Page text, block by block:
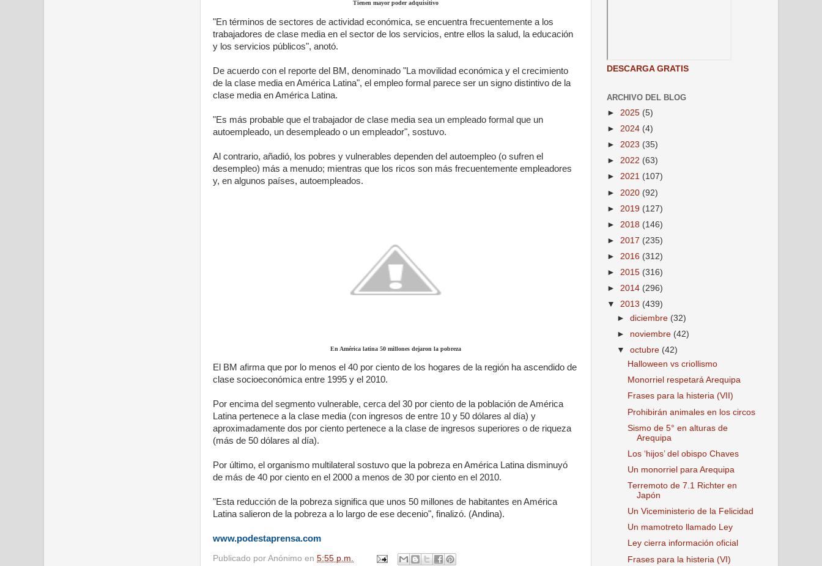
Tienen mayor poder adquisitivo
"En términos de sectores de actividad económica, se encuentra frecuentemente a los
trabajadores de clase media en el sector de los servicios, entre ellos la salud, la educación
y los servicios públicos", anotó.
De acuerdo con el reporte del BM, denominado "La movilidad económica y el crecimiento
de la clase media en América Latina", el empleo formal parece ser un signo distintivo de la
clase media en América Latina.
"Es más probable que el trabajador de clase media sea un empleado formal que un
autoempleado, un desempleado o un empleador", sostuvo.
Al contrario, añadió, los pobres y vulnerables dependen del autoempleo (o sufren el
desempleo) más a menudo; mientras que los ricos son más frecuentemente empleadores
y, en algunos países, autoempleados.
En América latina 50 millones dejaron la pobreza
El BM afirma que por lo menos el 40 por ciento de los hogares de la región ha ascendido de
clase socioeconómica entre 1995 y el 2010.
Por encima del segmento vulnerable, cerca del 30 por ciento de la población de América
Latina pertenece a la clase media (con ingresos de entre 10 y 50 dólares al día) y
aproximadamente dos por ciento pertenece a la clase de ingresos superiores o de riqueza
(más de 50 dólares al día).
Por último, el organismo multilateral sostuvo que la pobreza en América Latina disminuyó
de más de 40 por ciento en el 2000 a menos de 30 por ciento en el 2010.
"Esta reducción de la pobreza significa que unos 50 millones de habitantes en América
Latina salieron de la pobreza a lo largo de ese decenio", finalizó. (Andina).
www.podestaprensa.com
Publicado por Anónimo en 5:55 p.m.
DESCARGA GRATIS
ARCHIVO DEL BLOG
► 2025 (5)
► 2024 (4)
► 2023 (35)
► 2022 (63)
► 2021 (107)
► 2020 (92)
► 2019 (127)
► 2018 (146)
► 2017 (235)
► 2016 (312)
► 2015 (316)
► 2014 (296)
▼ 2013 (439)
►diciembre (32)
► noviembre (42)
▼octubre (42)
Halloween vs criollismo
Monorriel respetará Arequipa
Frases para la histeria (VII)
Prohibirán animales en los circos
Sismo de 5° en alturas de
Arequipa
Los ‘hijos’ del obispo Chaves
Un monorriel para Arequipa
Terremoto de 7.1 Richter en
Japón
Un Viceministerio de la Felicidad
Un mamotreto llamado Ley
Ley cierra información oficial
Frases para la histeria (VI)